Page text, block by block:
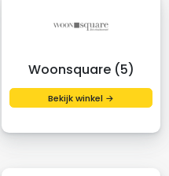
Woonsquare (5)
Bekijk winkel →